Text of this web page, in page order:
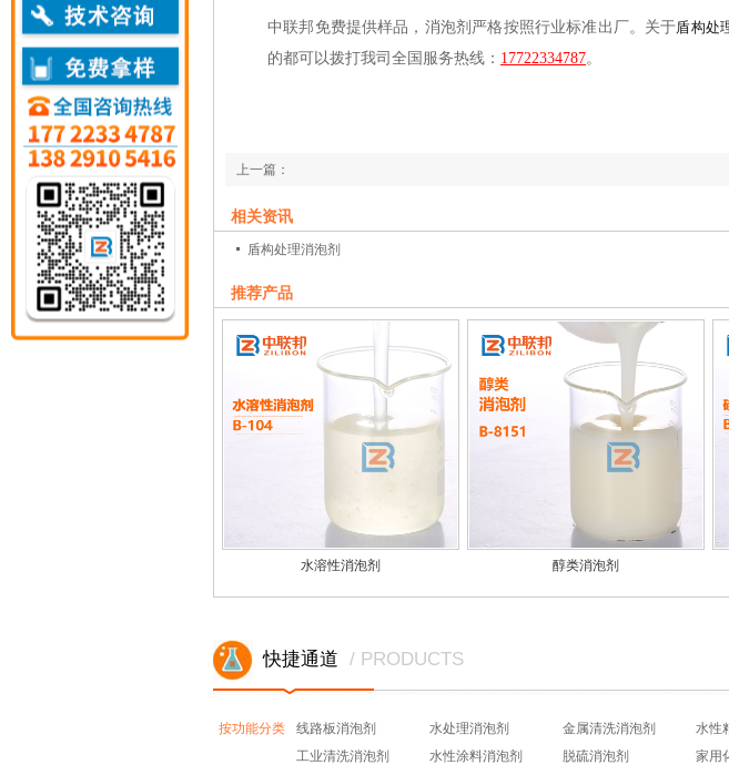
中联邦免费提供样品，消泡剂严格按照行业标准出厂。关于盾构处
的都可以拨打我司全国服务热线： 17722334787。
上一篇：
下一篇：
相关资讯
盾构处理消泡剂
推荐产品
水溶性消泡剂 醇类消泡剂
快捷通道 / PRODUCTS
按功能分类 线路板消泡剂 水处理消泡剂 金属清洗消泡剂
水性
工业清洗消泡剂
水性涂料消泡剂 脱硫消泡剂
家用